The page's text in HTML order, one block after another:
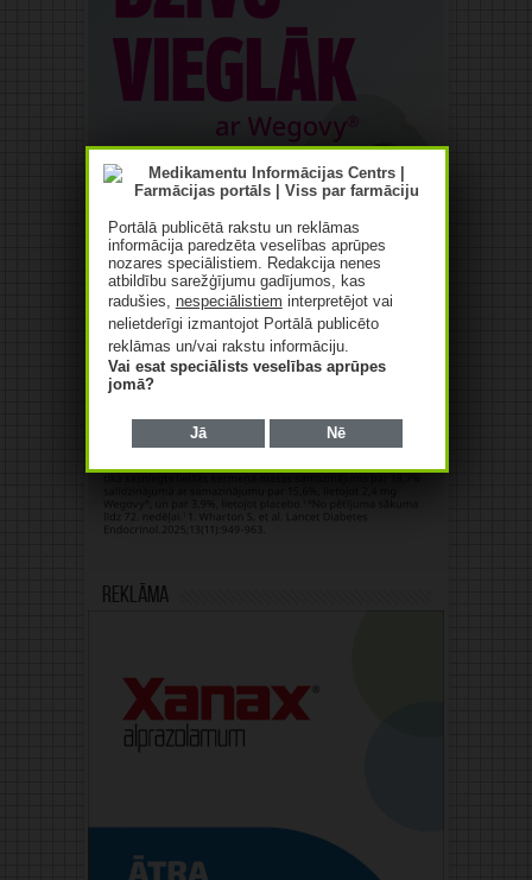
Reklāma
Portālā publicētā rakstu un reklāmas
informācija paredzēta veselības aprūpes
nozares speciālistiem. Redakcija nenes
atbildību sarežģījumu gadījumos, kas
radušies, nespeciālistiem interpretējot vai
nelietderīgi izmantojot Portālā publicēto
reklāmas un/vai rakstu informāciju.
Vai esat speciālists veselības aprūpes
jomā?
Jā Nē